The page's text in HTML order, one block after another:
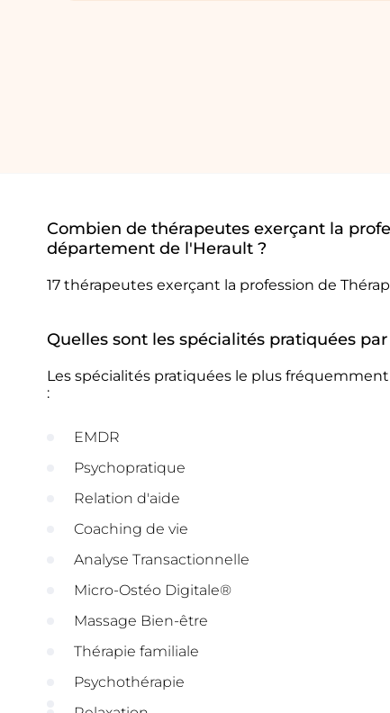
Combien de thérapeutes exerçant la
département de l'Herault ?
17 thérapeutes exerçant la profession de
Quelles sont les spécialités pratiquées
Les spécialités pratiquées le plus
:
EMDR
Psychopratique
Relation d'aide
Coaching de vie
Analyse Transactionnelle
Micro-Ostéo Digitale®
Massage Bien-être
Thérapie familiale
Psychothérapie